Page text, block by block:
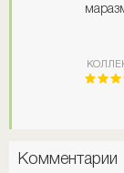
Комментарии